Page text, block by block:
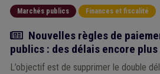
Marchés publics Finances et fiscalité
Actualité
Nouvelles règles de
publics : des délais encore
L’objectif est de supprimer le double